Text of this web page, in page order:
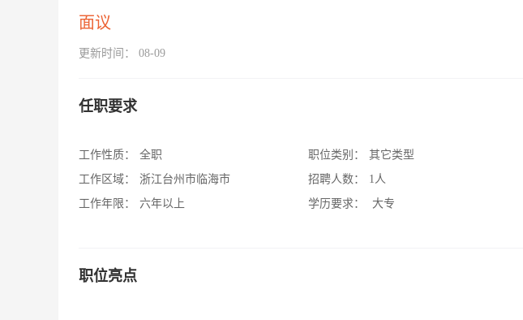
面议
更新时间： 08-09
任职要求
工作性质：
全职
工作区域：
浙江台州市临海市
工作年限：
六年以上
职位类别：
其它类型
招聘人数：
1人
学历要求：
大专
职位亮点